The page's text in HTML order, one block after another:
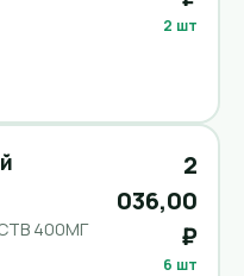
2 шт
400МГ
2
036,00
₽
6 шт